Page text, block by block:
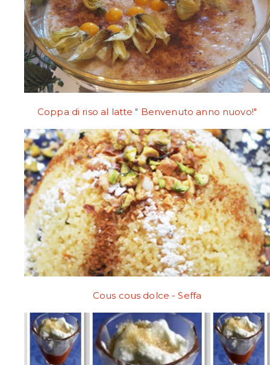
Coppa di riso al latte " Benvenuto anno nuovo!"
Cous cous dolce - Seffa